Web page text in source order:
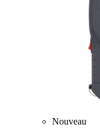
Nouveau